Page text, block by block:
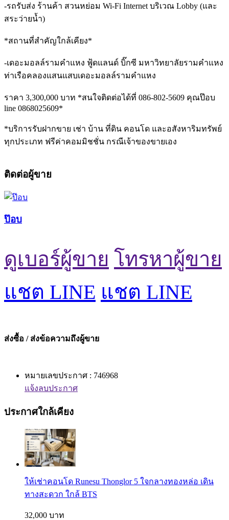
-รถรับส่ง ร้านค้า สวนหย่อม Wi-Fi Internet บริเวณ Lobby (และ
สระว่ายน้ำ)
*สถานที่สำคัญใกล้เคียง*
-เดอะมอลล์รามคำแหง ฟู้ดแลนด์ บิ๊กซี มหาวิทยาลัยรามคำแหง
ท่าเรือคลองแสนแสบเดอะมอลล์รามคำแหง
ราคา 3,300,000 บาท *สนใจติดต่อได้ที่ 086-802-5609 คุณป๊อบ
line 0868025609*
*บริการรับฝากขาย เช่า บ้าน ที่ดิน คอนโด และอสังหาริมทรัพย์
ทุกประเภท ฟรีค่าคอมมิชชั่น กรณีเจ้าของขายเอง
ติดต่อผู้ขาย
ป๊อบ
ดูเบอร์ผู้ขาย โทรหาผู้ขาย
แชต LINE แชต LINE
ส่งซื้อ / ส่งข้อความถึงผู้ขาย
หมายเลขประกาศ : 746968
แจ้งลบประกาศ
ประกาศใกล้เคียง
ให้เช่าคอนโด Runesu Thonglor 5 ใจกลางทองหล่อ เดิน
ทางสะดวก ใกล้ BTS
32,000 บาท